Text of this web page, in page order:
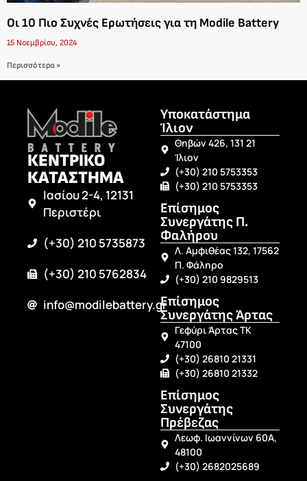
Oι 10 Πιο Συχνές Ερωτήσεις για τη Modile Battery
15 Νοεμβρίου, 2024
Περισσότερα »
ΚΕΝΤΡΙΚΟ
ΚΑΤΑΣΤΗΜΑ
Ιασίου 2-4, 12131
Περιστέρι
(+30) 210 5735873
(+30) 210 5762834
info@modilebattery.gr
Υποκατάστημα
Ίλιον
Θηβών 426, 131 21
Ίλιον
(+30) 210 5753353
(+30) 210 5753353
Επίσημος
Συνεργάτης Π.
Φαλήρου
Λ. Αμφιθέας 132, 17562
Π. Φάληρο
(+30) 210 9829513
Επίσημος
Συνεργάτης Άρτας
Γεφύρι Άρτας ΤΚ
47100
(+30) 26810 21331
(+30) 26810 21332
Επίσημος
Συνεργάτης
Πρέβεζας
Λεωφ. Ιωαννίνων 60Α,
48100
(+30) 2682025689